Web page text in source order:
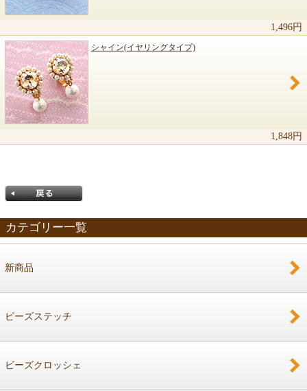
1,496円
シャイン(イヤリングタイプ)
1,848円
カテゴリー一覧
新商品
ビーズステッチ
ビーズクロッシェ